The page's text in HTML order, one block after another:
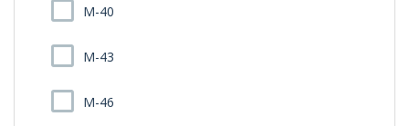
M-40
M-43
M-46